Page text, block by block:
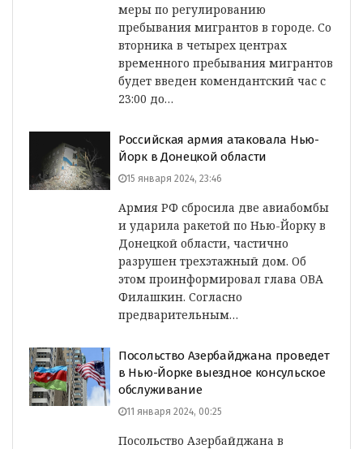
меры по регулированию
пребывания мигрантов в городе. Со
вторника в четырех центрах
временного пребывания мигрантов
будет введен комендантский час с
23:00 до…
Российская армия атаковала Нью-
Йорк в Донецкой области
15 января 2024, 23:46
Армия РФ сбросила две авиабомбы
и ударила ракетой по Нью-Йорку в
Донецкой области, частично
разрушен трехэтажный дом. Об
этом проинформировал глава ОВА
Филашкин. Согласно
предварительным…
Посольство Азербайджана проведет
в Нью-Йорке выездное консульское
обслуживание
11 января 2024, 00:25
Посольство Азербайджана в